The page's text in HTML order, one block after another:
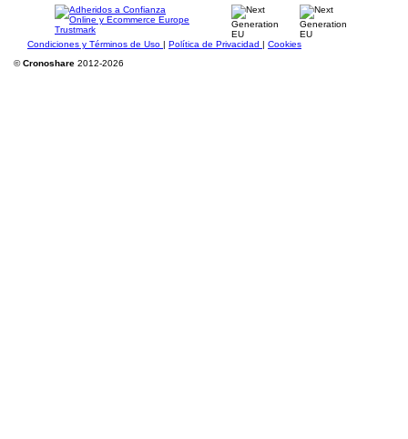
Condiciones y Términos de Uso | Política de Privacidad | Cookies
©Cronoshare 2012-2026